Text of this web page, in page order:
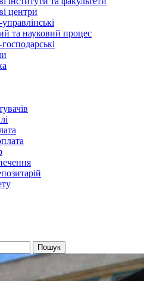
центри
та науковий процес
Пошук